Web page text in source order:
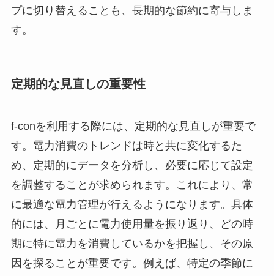
プに切り替えることも、長期的な節約に寄与しま
す。
定期的な見直しの重要性
f-conを利用する際には、定期的な見直しが重要で
す。電力消費のトレンドは時と共に変化するた
め、定期的にデータを分析し、必要に応じて設定
を調整することが求められます。これにより、常
に最適な電力管理が行えるようになります。具体
的には、月ごとに電力使用量を振り返り、どの時
期に特に電力を消費しているかを把握し、その原
因を探ることが重要です。例えば、特定の季節に